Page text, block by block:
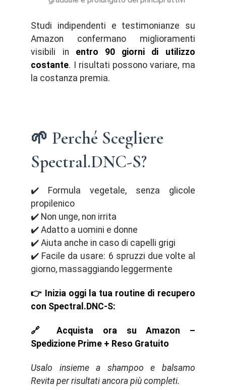
Studi indipendenti e testimonianze su
Amazon confermano miglioramenti
visibili in entro 90 giorni di utilizzo
costante. I risultati possono variare, ma
la costanza premia.
🌱 Perché Scegliere
Spectral.DNC-S?
✔️ Formula vegetale, senza glicole
propilenico
✔️ Non unge, non irrita
✔️ Adatto a uomini e donne
✔️ Aiuta anche in caso di capelli grigi
✔️ Facile da usare: 6 spruzzi due volte al
giorno, massaggiando leggermente
👉 Inizia oggi la tua routine di recupero
con Spectral.DNC-S:
🔗 Acquista ora su Amazon –
Spedizione Prime + Reso Gratuito
Usalo insieme a shampoo e balsamo
Revita per risultati ancora più completi.